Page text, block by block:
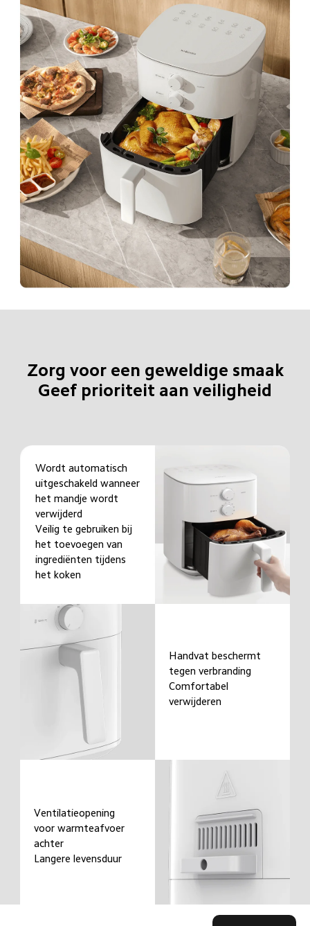
Zorg voor een geweldige smaak
Geef prioriteit aan veiligheid
Wordt automatisch
uitgeschakeld wanneer
het mandje wordt
verwijderd
Veilig te gebruiken bij
het toevoegen van
ingrediënten tijdens
het koken
Handvat beschermt
tegen verbranding
Comfortabel
verwijderen
Ventilatieopening
voor warmteafvoer
achter
Langere levensduur